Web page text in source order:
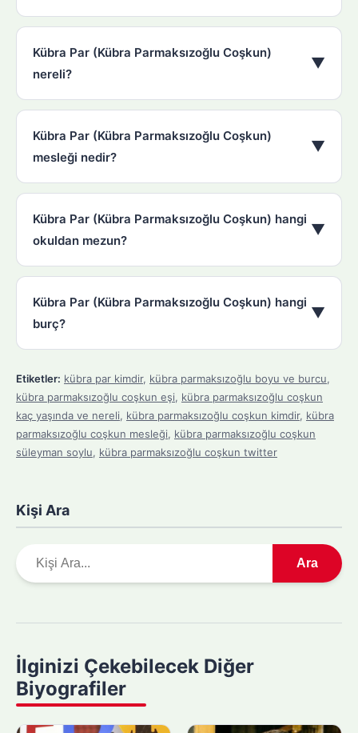
Kübra Par (Kübra Parmaksızoğlu Coşkun)
nereli?
▼
Kübra Par (Kübra Parmaksızoğlu Coşkun)
mesleği nedir?
▼
Kübra Par (Kübra Parmaksızoğlu Coşkun) hangi
okuldan mezun?
▼
Kübra Par (Kübra Parmaksızoğlu Coşkun) hangi
burç?
▼
Etiketler: kübra par kimdir, kübra parmaksızoğlu boyu ve burcu,
kübra parmaksızoğlu coşkun eşi, kübra parmaksızoğlu coşkun
kaç yaşında ve nereli, kübra parmaksızoğlu coşkun kimdir, kübra
parmaksızoğlu coşkun mesleği, kübra parmaksızoğlu coşkun
süleyman soylu, kübra parmaksızoğlu coşkun twitter
Kişi Ara
r
y
a
p
Ara
İlginizi Çekebilecek Diğer
Biyografiler